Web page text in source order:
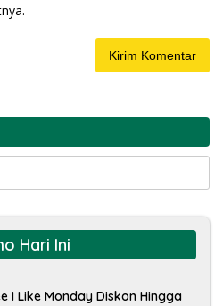
Hari Ini
I Like Monday Diskon Hingga